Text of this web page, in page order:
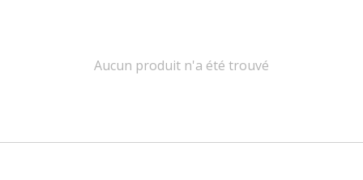
Aucun produit n'a été trouvé